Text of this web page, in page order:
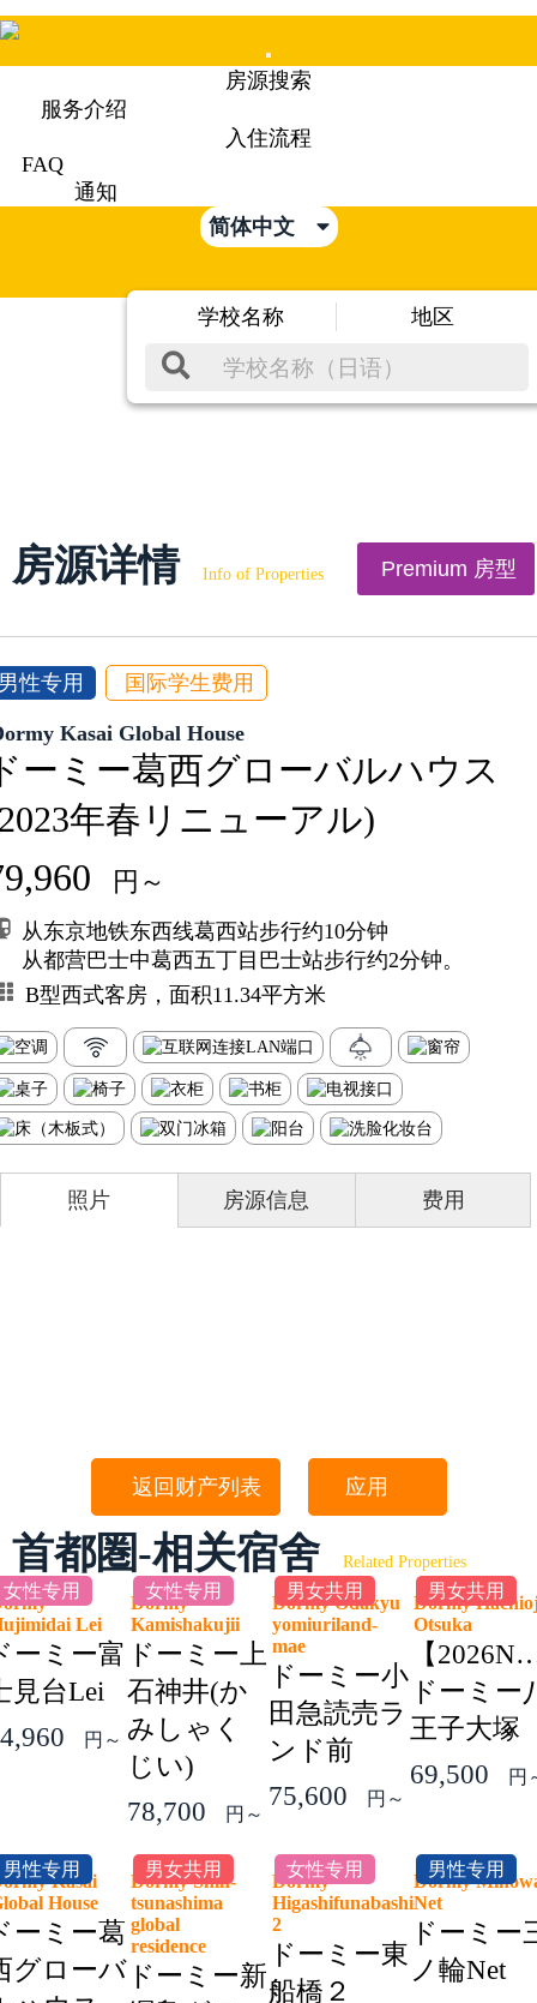
Mobile
Menu
房源搜索
服务介绍
入住流程
FAQ
通知
简体中文
学校名称 地区
房源详情 Info of Properties Premium 房型
性专用 国际学生费用
Kasai Global House
ーミー葛西グローバルハウス
年春リニューアル)
円～
从东京地铁东西线葛西站步行约10分钟
从都营巴士中葛西五丁目巴士站步行约2分钟。
B型西式客房，面积11.34平方米
照片 房源信息 费用
返回财产列表 应用
首都圏-相关宿舍 Related Properties
女性专用
Lei
ーミー富
見台Lei
円～
女性专用
Dormy
Kamishakujii
ドーミー上
石神井(か
みしゃく
じい)
78,700
円～
男女共用
Dormy Odakyu
yomiuriland-
mae
ドーミー小
田急読売ラ
ンド前
75,600
円～
男女共用
Dormy
Otsuka
【
ドーミー
王子大塚
69,500
円
男性专用
Kasai
House
ーミー葛
グローバ
男女共用
Dormy Shin-
tsunashima
global
residence
ドーミー新
女性专用
Dormy
Higashifunabashi
2
ドーミー東
船橋２
男性专用
Dormy
Net
ドーミー
ノ輪Net